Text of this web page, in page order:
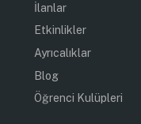
İlanlar
Etkinlikler
Ayrıcalıklar
Blog
Öğrenci Kulüpleri